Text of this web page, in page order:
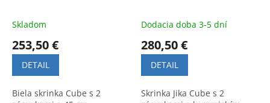
Skladom
253,50 €
DETAIL
Biela skrinka Cube s 2
Dodacia doba 3-5 dní
280,50 €
DETAIL
Skrinka Jika Cube s 2